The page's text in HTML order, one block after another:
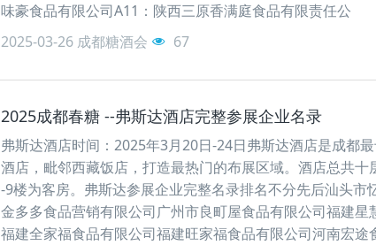
味豪食品有限公司A11：陕西三原香满庭食品有限责任公
2025-03-26 成都糖酒会 67
2025成都春糖 --弗斯达酒店完整参展企业名录
弗斯达酒店时间：2025年3月20日-24日弗斯达酒店是成都
酒店，毗邻西藏饭店，打造最热门的布展区域。酒店总共
-9楼为客房。弗斯达参展企业完整名录排名不分先后汕头市
金多多食品营销有限公司广州市良町屋食品有限公司福建星
福建全家福食品有限公司福建旺家福食品有限公司河南宏途